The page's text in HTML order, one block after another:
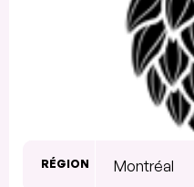
RÉGION Montréal